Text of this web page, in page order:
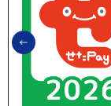
前のスライド